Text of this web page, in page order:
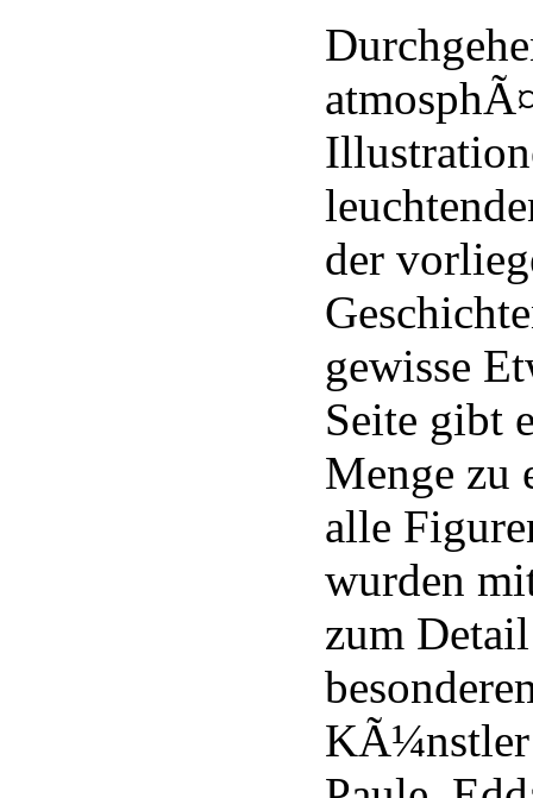
der
gewisse
Seite gibt
Menge zu
alle
wurden
zum